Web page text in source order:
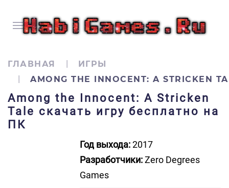
ГЛАВНАЯ
ИГРЫ
AMONG THE INNOCENT: A STRICKEN
Among the Innocent: A Stricken
Tale скачать игру бесплатно на
ПК
Год выхода:2017
Разработчики:Zero Degrees
Games